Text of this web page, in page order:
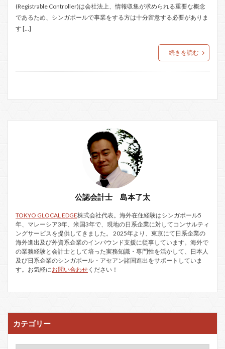
(Registrable Controller)は会社法上、情報収集が求められる重要な概念
であるため、シンガポールで事業をする方は十分留意する必要がありま
す […]
続きを読む
公認会計士 島本了太
TOKYO GLOCAL EDGE株式会社代表。海外在住経験はシンガポール5
年、マレーシア3年、米国3年で、現地の日系企業に対してコンサルティ
ングサービスを提供してきました。 2025年より、東京にて日系企業の
海外進出及び外資系企業のインバウンド支援に従事しています。海外で
の業務経験と会計士として培った実務知識・専門性を活かして、日本人
及び日系企業のシンガポール・アセアン諸国進出をサポートしていま
す。お気軽にお問い合わせ ください！
カテゴリー